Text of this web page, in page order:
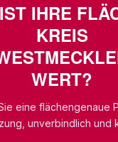
IHRE
KREIS
WERT?
eine flächengenaue
unverbindlich und